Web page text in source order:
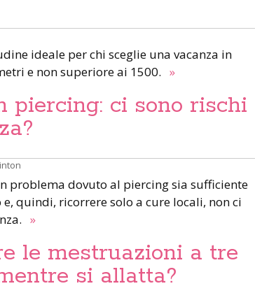
ideale per chi sceglie una vacanza in
e non superiore ai 1500. »
piercing: ci sono rischi
problema dovuto al piercing sia sufficiente
quindi, ricorrere solo a cure locali, non ci
»
le mestruazioni a tre
si allatta?